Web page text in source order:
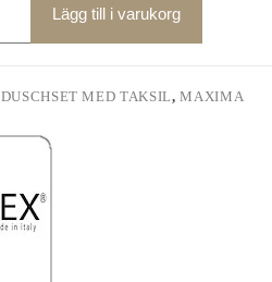
Lägg till i varukorg
DUSCHSET MED TAKSIL,MAXIMA